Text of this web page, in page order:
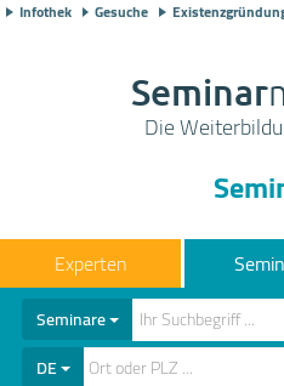
Infothek Gesuche
Seminar
Die
Seminare
DE